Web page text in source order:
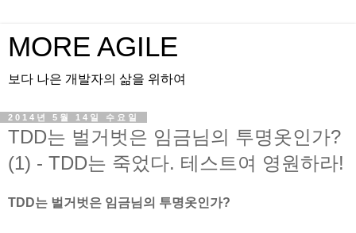
MORE AGILE
보다 나은 개발자의 삶을 위하여
2014년 5월 14일 수요일
TDD는 벌거벗은 임금님의 투명옷인가?
(1) - TDD는 죽었다. 테스트여 영원하라!
TDD는 벌거벗은 임금님의 투명옷인가?